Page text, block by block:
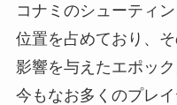
コナミのシューティ
位置を占めており、
影響を与えたエポッ
今もなお多くのプレ